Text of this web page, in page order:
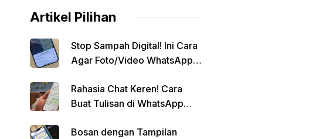
Artikel Pilihan
Stop Sampah Digital! Ini Cara
Agar Foto/Video WhatsApp
Otomatis
Rahasia Chat Keren! Cara
Buat Tulisan di WhatsApp
Bosan dengan Tampilan